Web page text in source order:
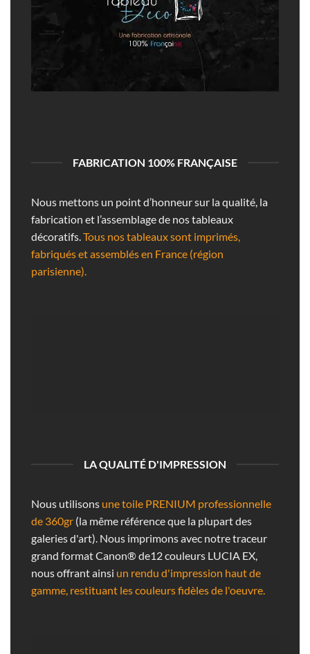
FABRICATION 100% FRANÇAISE
Nous mettons un point d’honneur sur la qualité, la
fabrication et l’assemblage de nos tableaux
décoratifs.Tous nos tableaux sont imprimés,
fabriqués et assemblés en France (région
parisienne).
LA QUALITÉ D'IMPRESSION
Nous utilisons une toile PRENIUM professionnelle
de 360gr (la même référence que la plupart des
galeries d'art). Nous imprimons avec notre traceur
grand format Canon® de12 couleurs LUCIA EX,
nous offrant ainsi un rendu d'impression haut de
gamme, restituant les couleurs fidèles de l'oeuvre.